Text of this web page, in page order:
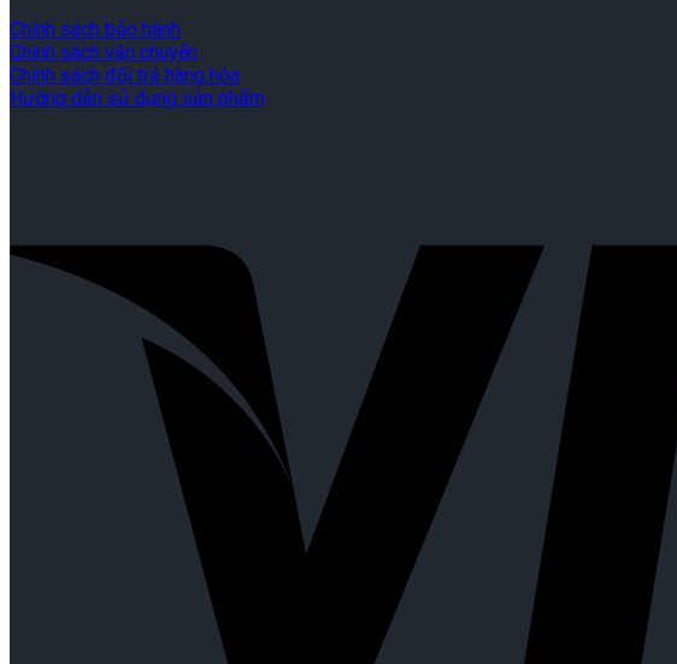
Chính sách bảo hành
Chính sách vận chuyển
Chính sách đổi trả hàng hóa
Hướng dẫn sử dụng sản phẩm